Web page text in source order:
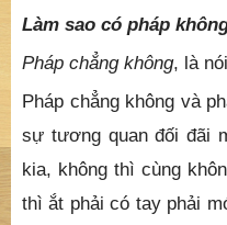
Làm sao có pháp
Pháp chẳng không, là
Pháp chẳng không và
sự tương quan đối đãi
kia, không thì cùng
thì ắt phải có tay phải